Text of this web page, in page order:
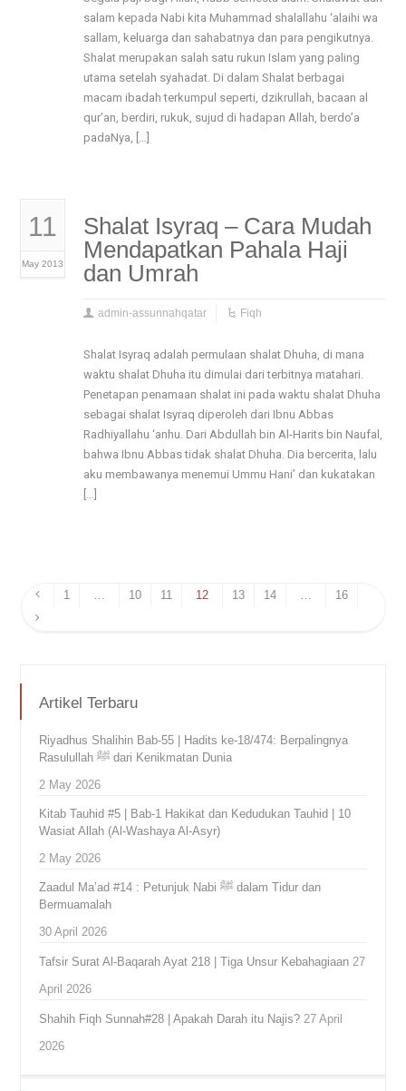
salam kepada Nabi kita Muhammad shalallahu ‘alaihi wa
sallam, keluarga dan sahabatnya dan para pengikutnya.
Shalat merupakan salah satu rukun Islam yang paling
utama setelah syahadat. Di dalam Shalat berbagai
macam ibadah terkumpul seperti, dzikrullah, bacaan al
qur’an, berdiri, rukuk, sujud di hadapan Allah, berdo’a
padaNya, […]
11
May 2013
Shalat Isyraq – Cara Mudah
Mendapatkan Pahala Haji
dan Umrah
admin-assunnahqatar Fiqh
Shalat Isyraq adalah permulaan shalat Dhuha, di mana
waktu shalat Dhuha itu dimulai dari terbitnya matahari.
Penetapan penamaan shalat ini pada waktu shalat Dhuha
sebagai shalat Isyraq diperoleh dari Ibnu Abbas
Radhiyallahu ‘anhu. Dari Abdullah bin Al-Harits bin Naufal,
bahwa Ibnu Abbas tidak shalat Dhuha. Dia bercerita, lalu
aku membawanya menemui Ummu Hani’ dan kukatakan
1 10 11 12 13 14 16
Artikel Terbaru
Riyadhus Shalihin Bab-55 | Hadits ke-18/474: Berpalingnya
Rasulullah ﷺ dari Kenikmatan Dunia
2 May 2026
Kitab Tauhid #5 | Bab-1 Hakikat dan Kedudukan Tauhid | 10
Wasiat Allah (Al-Washaya Al-Asyr)
2 May 2026
Zaadul Ma’ad #14 : Petunjuk Nabi ﷺ dalam Tidur dan
Bermuamalah
30 April 2026
Tafsir Surat Al-Baqarah Ayat 218 | Tiga Unsur Kebahagiaan 27
April 2026
Shahih Fiqh Sunnah#28 | Apakah Darah itu Najis? 27 April
2026